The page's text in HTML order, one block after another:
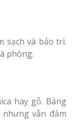
sạch và bảo trì.
phòng.
hay gỗ. Bảng
vẫn đảm